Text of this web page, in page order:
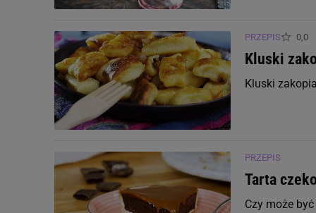
Witamina B4 (Cholina)
Witamina B5 (Kwas pantotenowy)
Witamina B6 (Pirydoksyna)
Witamina B7 (Biotyna)
Witamina B9 (Kwas foliowy)
Witamina B12 (Kobalamina)
PRZEPIS 0,0
Kluski
Kluski
PRZEPIS
Tarta
Czy może